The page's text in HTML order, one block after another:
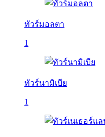
ทัวร์มอลตา
1
ทัวร์นามิเบีย
1